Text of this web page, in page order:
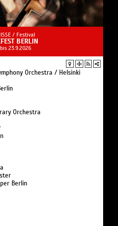
/ Festival
BERLIN
23.9.2026
Orchestra / Helsinki
Orchestra
Berlin